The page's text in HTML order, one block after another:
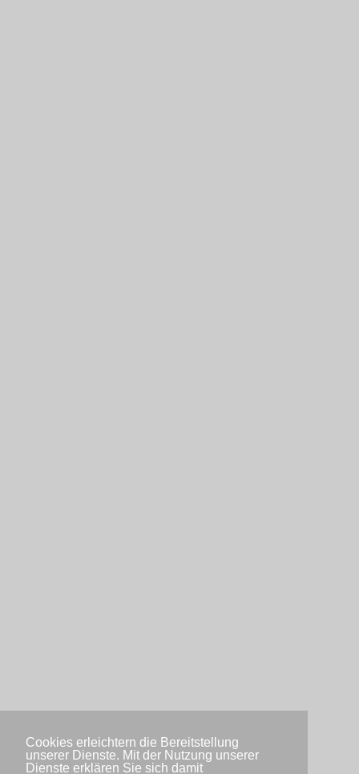
Cookies erleichtern die Bereitstellung
unserer Dienste. Mit der Nutzung unserer
Dienste erklären Sie sich damit